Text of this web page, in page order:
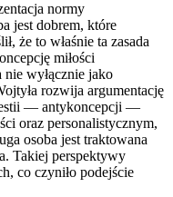
normy
jest dobrem, które
że to właśnie ta zasada
miłości
wyłącznie jako
rozwija argumentację
— antykoncepcji —
oraz personalistycznym,
osoba jest traktowana
Takiej perspektywy
co czyniło podejście